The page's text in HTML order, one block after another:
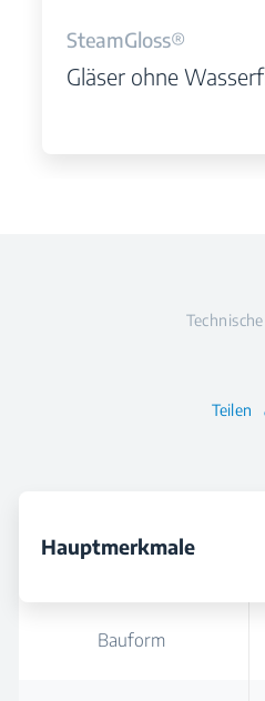
SteamGloss®
Gläser ohne
Teilen
Hauptmerkmale
Bauform